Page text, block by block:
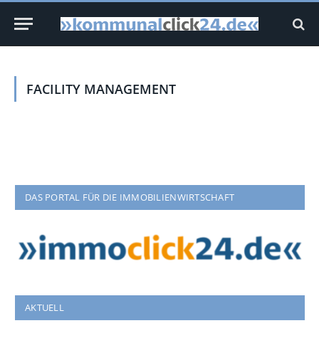
FACILITY MANAGEMENT
DAS PORTAL FÜR DIE IMMOBILIENWIRTSCHAFT
AKTUELL